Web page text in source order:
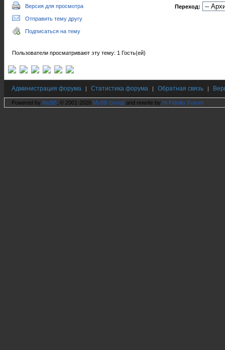
Версия для просмотра
Отправить тему другу
Подписаться на тему
Переход:
Пользователи просматривают эту тему: 1 Гость(ей)
Администрация форума | Статистика форума | Обратная связь |
Powered by MyBB , © 2001-2026 MyBB Group and rewrite by Hi Fidelity Forum